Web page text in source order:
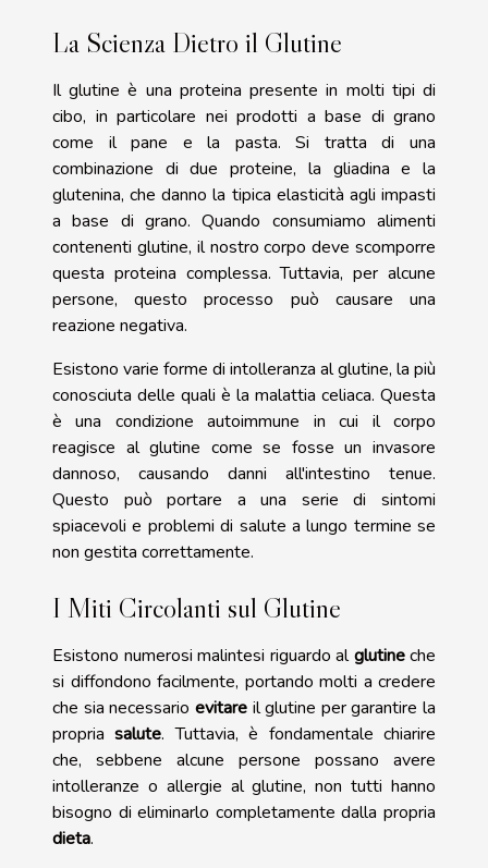
La Scienza Dietro il Glutine
Il glutine è una proteina presente in molti tipi di
cibo, in particolare nei prodotti a base di grano
come il pane e la pasta. Si tratta di una
combinazione di due proteine, la gliadina e la
glutenina, che danno la tipica elasticità agli impasti
a base di grano. Quando consumiamo alimenti
contenenti glutine, il nostro corpo deve scomporre
questa proteina complessa. Tuttavia, per alcune
persone, questo processo può causare una
reazione negativa.
Esistono varie forme di intolleranza al glutine, la più
conosciuta delle quali è la malattia celiaca. Questa
è una condizione autoimmune in cui il corpo
reagisce al glutine come se fosse un invasore
dannoso, causando danni all'intestino tenue.
Questo può portare a una serie di sintomi
spiacevoli e problemi di salute a lungo termine se
non gestita correttamente.
I Miti Circolanti sul Glutine
Esistono numerosi malintesi riguardo alglutineche
si diffondono facilmente, portando molti a credere
che sia necessario evitareil glutine per garantire la
propriasalute. Tuttavia, è fondamentale chiarire
che, sebbene alcune persone possano avere
intolleranze o allergie al glutine, non tutti hanno
bisogno di eliminarlo completamente dalla propria
dieta.